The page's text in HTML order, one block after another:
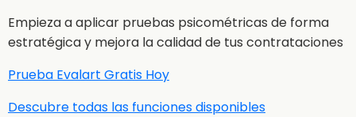
Empieza a aplicar pruebas psicométricas de forma
estratégica y mejora la calidad de tus contrataciones
Prueba Evalart Gratis Hoy
Descubre todas las funciones disponibles